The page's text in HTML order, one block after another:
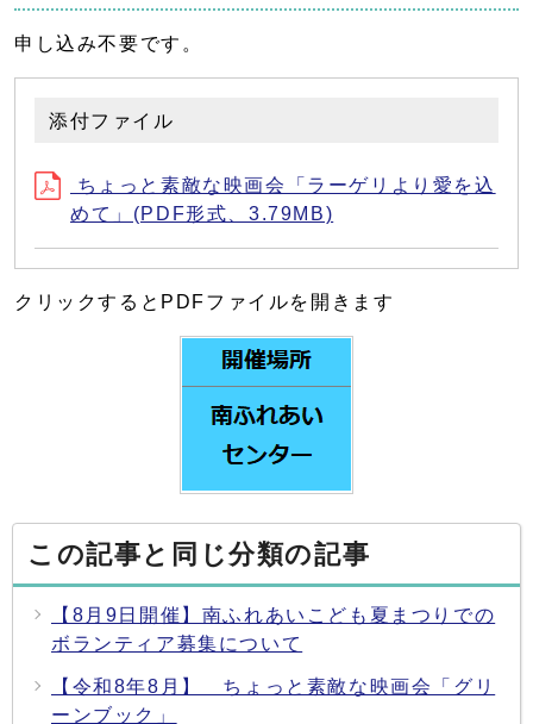
申し込み不要です。
添付ファイル
ちょっと素敵な映画会「ラーゲリより愛を込
めて」(PDF形式、3.79MB)
クリックするとPDFファイルを開きます
この記事と同じ分類の記事
【8月9日開催】南ふれあいこども夏まつりでの
ボランティア募集について
【令和8年8月】 ちょっと素敵な映画会「グリ
ーンブック」